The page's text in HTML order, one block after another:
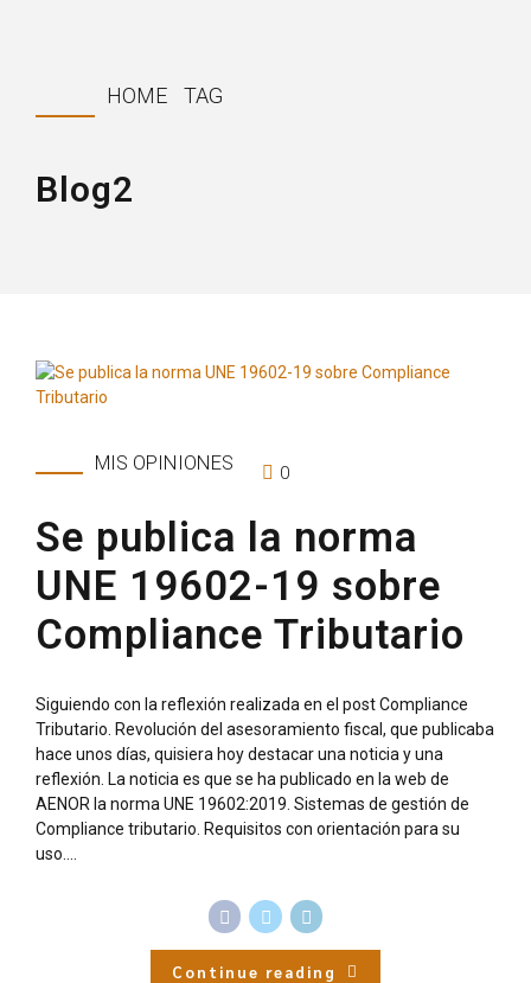
HOME TAG
Blog2
MIS OPINIONES 0
Se publica la norma
UNE 19602-19 sobre
Compliance Tributario
Siguiendo con la reflexión realizada en el post Compliance
Tributario. Revolución del asesoramiento fiscal, que publicaba
hace unos días, quisiera hoy destacar una noticia y una
reflexión. La noticia es que se ha publicado en la web de
AENOR la norma UNE 19602:2019. Sistemas de gestión de
Compliance tributario. Requisitos con orientación para su
uso....
Continue reading